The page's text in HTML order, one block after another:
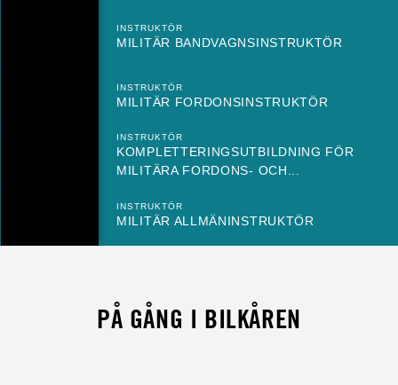
INSTRUKTÖR
MILITÄR BANDVAGNSINSTRUKTÖR
INSTRUKTÖR
MILITÄR FORDONSINSTRUKTÖR
INSTRUKTÖR
KOMPLETTERINGSUTBILDNING FÖR
MILITÄRA FORDONS- OCH...
INSTRUKTÖR
MILITÄR ALLMÄNINSTRUKTÖR
PÅ GÅNG I BILKÅREN